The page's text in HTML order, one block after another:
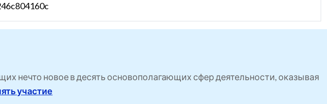
нечто новое в десять основополагающих сфер деятельности, оказывая
участие